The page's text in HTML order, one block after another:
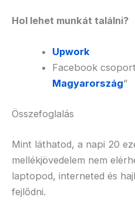
Hol lehet munkát találni?
Upwork
Facebook
Magyarország”
Összefoglalás
Mint láthatod, a napi 20
mellékjövedelem nem
laptopod, interneted és
fejlődni.